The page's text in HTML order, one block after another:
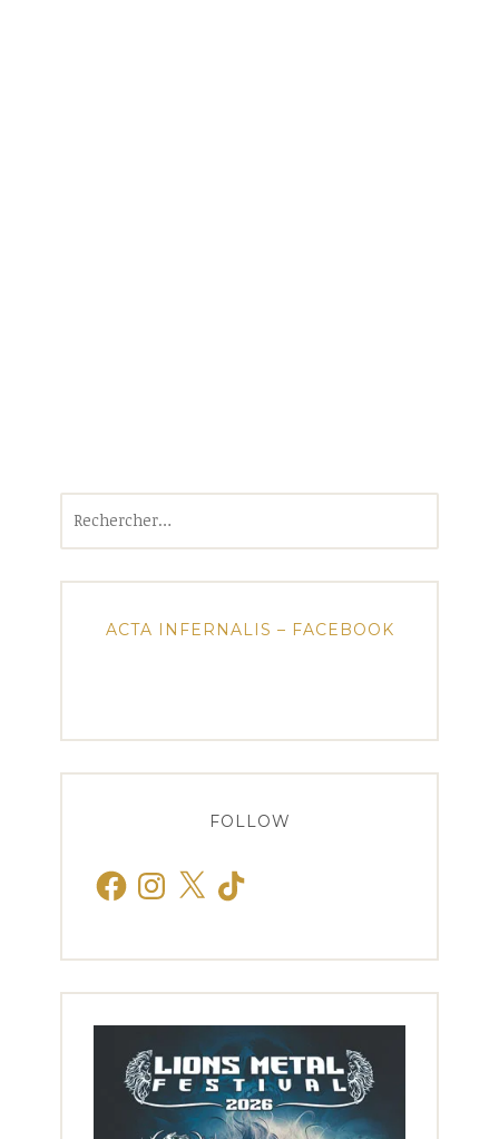
ACTA INFERNALIS – FACEBOOK
FOLLOW
FacebookInstagram
X TikTok